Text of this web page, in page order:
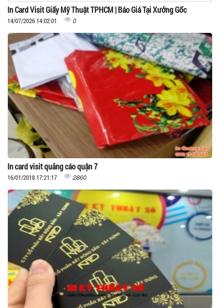
In Card Visit Giấy Mỹ Thuật TPHCM | Báo Giá Tại Xưởng Gốc
14/07/2026 14:02:01 0
In card visit quảng cáo quận 7
16/01/2018 17:21:17 2860